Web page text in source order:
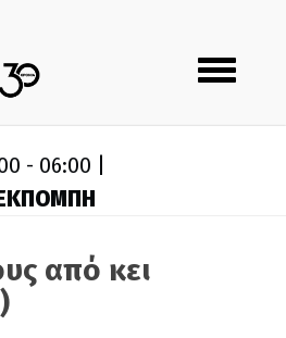
Toggle
navigation
- 06:00 |
από κει